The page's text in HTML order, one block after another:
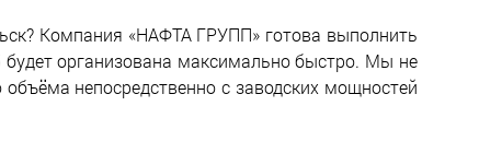
Компания «НАФТА ГРУПП» готова выполнить
организована максимально быстро. Мы не
непосредственно с заводских мощностей